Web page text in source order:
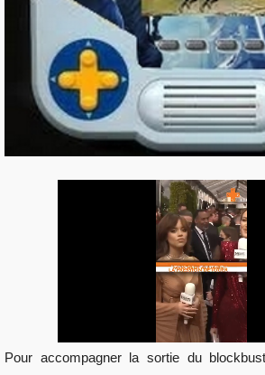
Pour accompagner la sortie du